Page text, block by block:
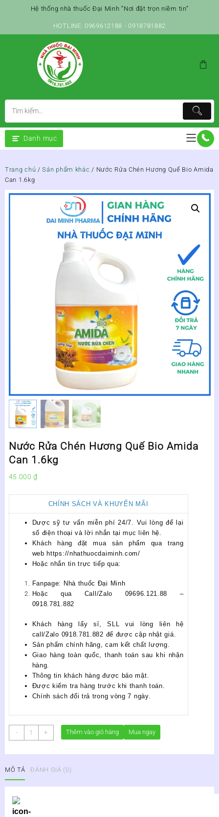
Hệ thống nhà thuốc Đại Minh “Nơi đặt trọn niềm tin”
HOTLINE: 0969612188 - 0918781882
Danh mục
Trang chủ /Sản phẩm khác / Nước Rửa Chén Hương Quế Bio Amida
Can 1.6kg
Nước Rửa Chén Hương Quế Bio Amida
Can 1.6kg
45.000₫
CHÍNH SÁCH VÀ KHUYẾN MÃI
Dược sỹ tư vấn miễn phí 24/7. Vui lòng để lại
số điện thoại và lời nhắn tại mục liên hệ.
Khách hàng đặt mua sản phẩm qua trang
web https://nhathuocdaiminh.com/
Hoặc nhắn tin trực tiếp qua:
Fanpage: Nhà thuốc Đại Minh
Hoặc qua Call/Zalo 09696.121.88 –
0918.781.882
Khách hàng lấy sỉ, SLL vui lòng liên hệ
call/Zalo 0918.781.882 để được cập nhật giá.
Sản phẩm chính hãng, cam kết chất lượng.
Giao hàng toàn quốc, thanh toán sau khi nhận
hàng.
Thông tin khách hàng được bảo mật.
Được kiểm tra hàng trước khi thanh toán.
Chính sách đổi trả trong vòng 7 ngày.
-
Nước
Rửa
Quế
Bio
1.6kg
+ Thêm vào giỏ hàng Mua ngay
MÔ TẢ ĐÁNH GIÁ (0)